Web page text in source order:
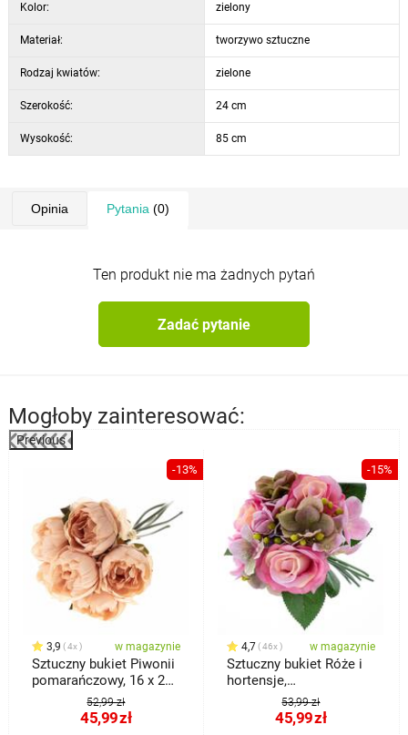
Kolor: zielony
Materiał: tworzywo sztuczne
Rodzaj kwiatów: zielone
Szerokość: 24 cm
Wysokość: 85 cm
Opinia Pytania (0)
Ten produkt nie ma żadnych pytań
Zadać pytanie
Mogłoby zainteresować:
Previous
-13%
3,9 4x w magazynie
Sztuczny bukiet Piwonii
pomarańczowy, 16 x 27
52,99 zł
45,99zł
-15%
4,7 46x w magazynie
Sztuczny bukiet Róże i
hortensje,
ciemnoróżowy
53,99 zł
45,99zł